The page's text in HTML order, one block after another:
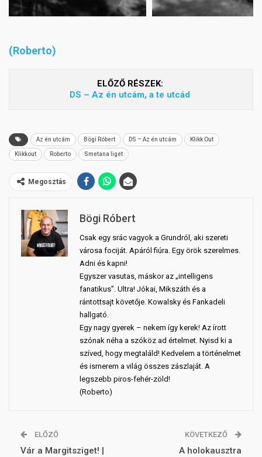
(Roberto)
ELŐZŐ RÉSZEK:
DS – Az én utcám, a te utcád
Az én utcám Bögi Róbert DS – Az én utcám Klikk Out
Klikkout Roberto Smetana liget
Megosztás
Bögi Róbert
Csak egy srác vagyok a Grundról, aki szereti
városa fociját. Apáról fiúra. Egy örök szerelmes.
Adni és kapni!
Egyszer vasutas, máskor az „intelligens
fanatikus”. Ultra! Jókai, Mikszáth és a
rántottsajt követője. Kowalsky és Fankadeli
hallgató.
Egy nagy gyerek – nekem így kerek! Az írott
szónak néha a szóköz ad értelmet. Nyisd ki a
szíved, hogy megtaláld! Kedvelem a történelmet
és ismerem a világ összes zászlaját. A
legszebb piros-fehér-zöld!
(Roberto)
ELŐZŐ
Vár a Margitsziget! |
KÖVETKEZŐ
A holokausztra